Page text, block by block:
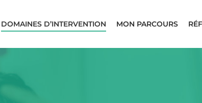
DOMAINES D’INTERVENTION MON PARCOURS